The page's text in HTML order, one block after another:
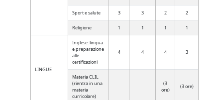
Sport e salute 3 3 2 2
Religione 1 1 1 1
LINGUE
Inglese: lingua
e preparazione
alle
certificazioni
4 4 4 3
Materia CLIL
(rientra in una
materia
curricolare)
(3
ore)
(3 ore)